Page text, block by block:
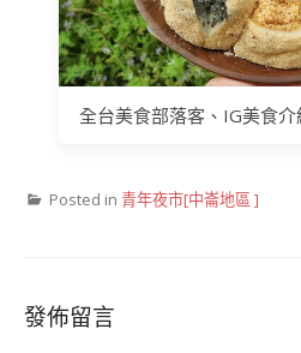
全台美食部落客、IG美食
Posted in 青年夜市[中崙地區 ]
發佈留言